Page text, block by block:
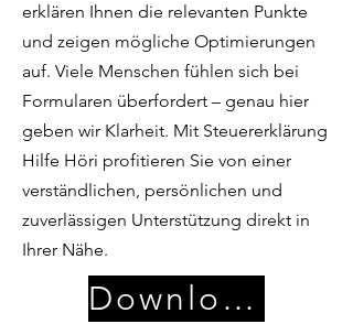
erklären Ihnen die relevanten Punkte
und zeigen mögliche Optimierungen
auf. Viele Menschen fühlen sich bei
Formularen überfordert – genau hier
geben wir Klarheit. Mit Steuererklärung
Hilfe Höri profitieren Sie von einer
verständlichen, persönlichen und
zuverlässigen Unterstützung direkt in
Ihrer Nähe.
Download